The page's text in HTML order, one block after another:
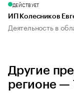
ДЕЙСТВУЕТ
ИП Колесников
Деятельность в
Другие
регионе —